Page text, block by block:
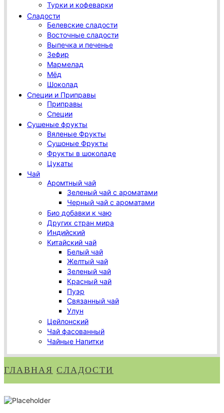
Турки и кофеварки
Сладости
Белевские сладости
Восточные сладости
Выпечка и печенье
Зефир
Мармелад
Мёд
Шоколад
Специи и Приправы
Приправы
Специи
Сушеные фрукты
Вяленые Фрукты
Сушоные Фрукты
Фрукты в шоколаде
Цукаты
Чай
Аромтный чай
Зеленый чай с ароматами
Черный чай с ароматами
Био добавки к чаю
Других стран мира
Индийский
Китайский чай
Белый чай
Желтый чай
Зеленый чай
Красный чай
Пуэр
Связанный чай
Улун
Цейлонский
Чай фасованный
Чайные Напитки
ГЛАВНАЯ СЛАДОСТИ